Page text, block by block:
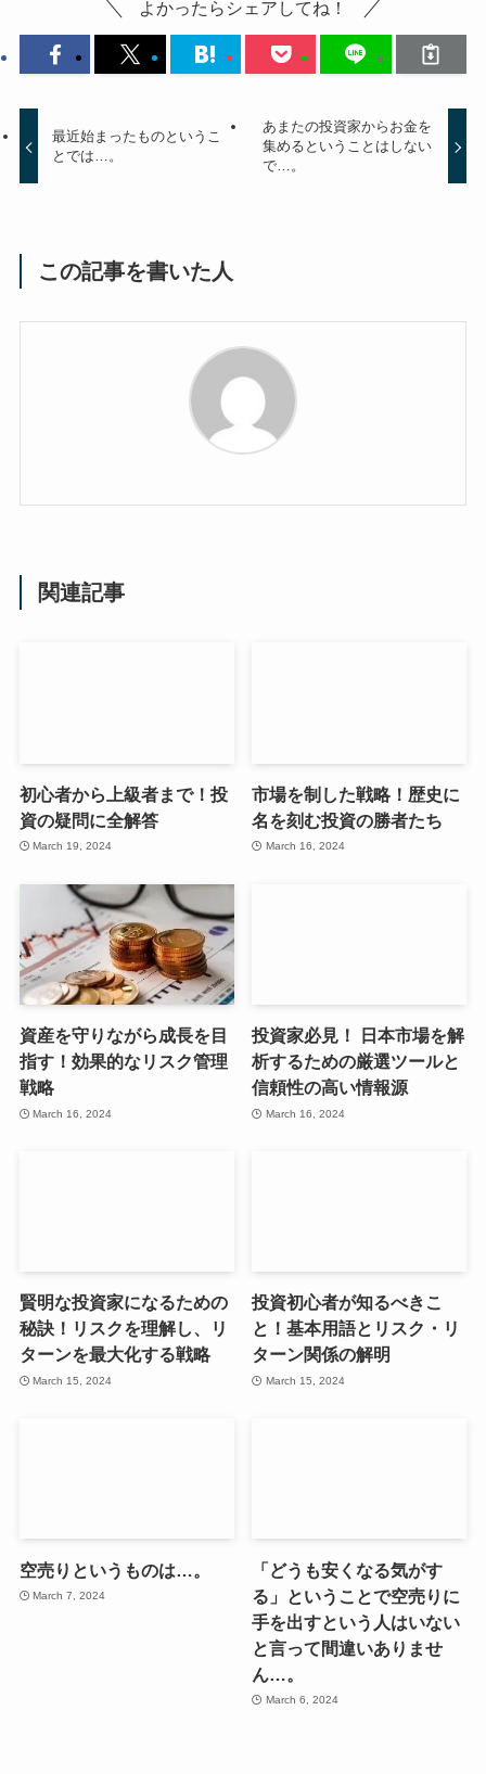
よかったらシェアしてね！
最近始まったものというこ
とでは…。
あまたの投資家からお金を
集めるということはしない
で…。
この記事を書いた人
関連記事
初心者から上級者まで！投
資の疑問に全解答
March 19, 2024
市場を制した戦略！歴史に
名を刻む投資の勝者たち
March 16, 2024
資産を守りながら成長を目
指す！効果的なリスク管理
戦略
March 16, 2024
投資家必見！ 日本市場を解
析するための厳選ツールと
信頼性の高い情報源
March 16, 2024
賢明な投資家になるための
秘訣！リスクを理解し、リ
ターンを最大化する戦略
March 15, 2024
投資初心者が知るべきこ
と！基本用語とリスク・リ
ターン関係の解明
March 15, 2024
空売りというものは…。
March 7, 2024
「どうも安くなる気がす
る」ということで空売りに
手を出すという人はいない
と言って間違いありませ
ん…。
March 6, 2024